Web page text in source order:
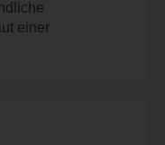
einer